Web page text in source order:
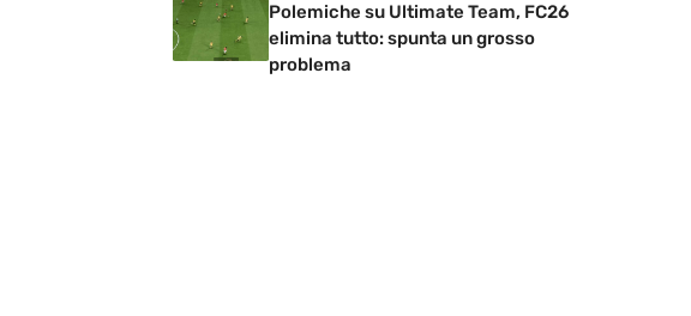
Polemiche su Ultimate Team, FC26
elimina tutto: spunta un grosso
problema